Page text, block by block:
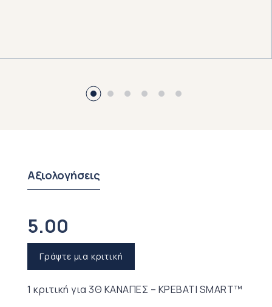
Αξιολογήσεις
5.00
Γράψτε μια κριτική
1 κριτική για 3Θ ΚΑΝΑΠΕΣ – ΚΡΕΒΑΤΙ SMART™